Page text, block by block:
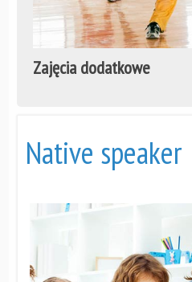
Zajęcia dodatkowe
Native speaker